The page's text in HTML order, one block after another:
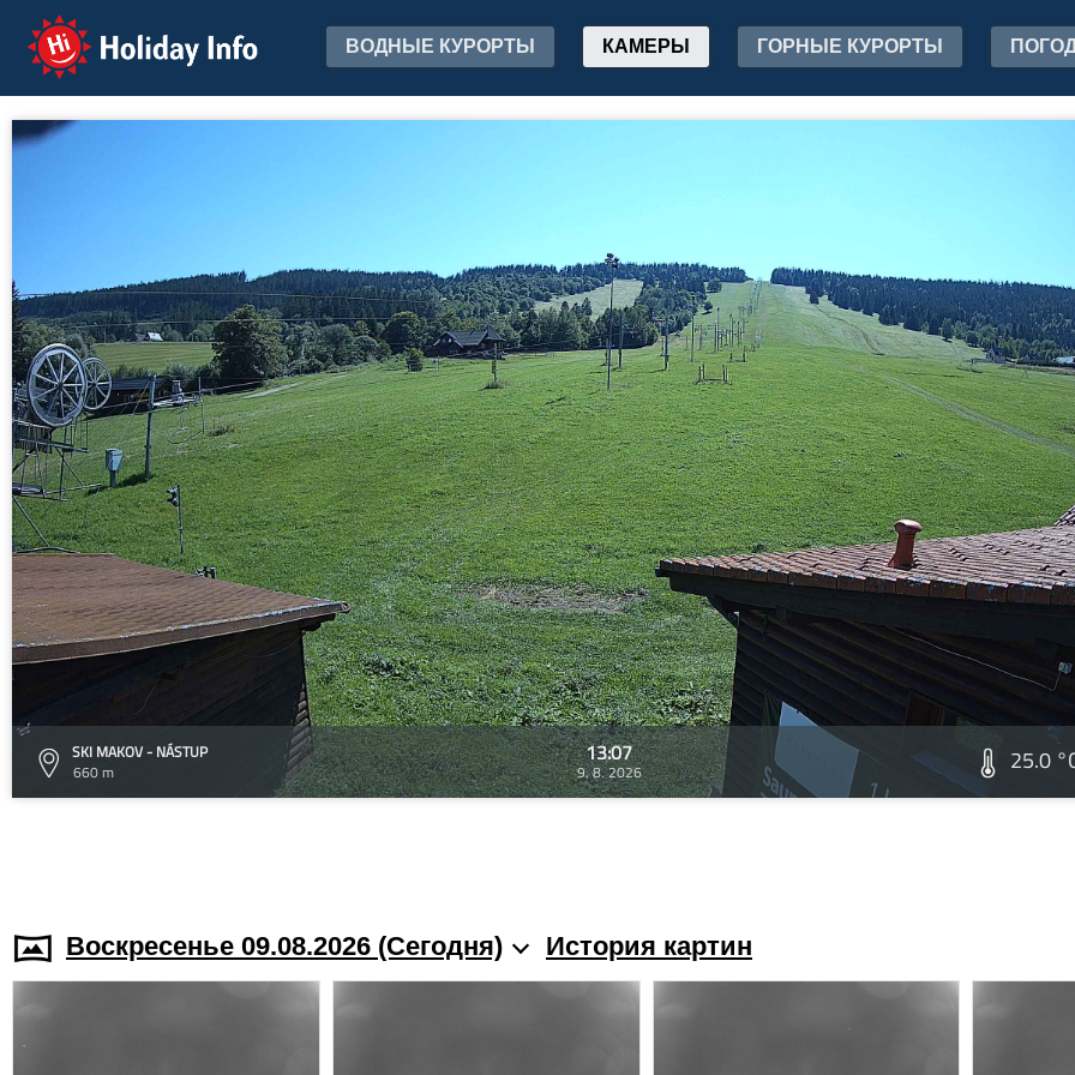
Holiday Info ВОДНЫЕ КУРОРТЫ КАМЕРЫ ГОРНЫЕ КУРОРТЫ
SKI MAKOV - NÁSTUP
660 m
13:07
9. 8. 2026 25.0
Воскресенье 09.08.2026 (Cегодня) История картин